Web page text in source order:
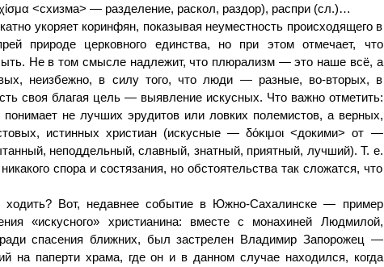
<схизма> — разделение, раскол, раздор), распри (сл.)…
укоряет коринфян, показывая неуместность происходящего в
природе церковного единства, но при этом отмечает, что
Не в том смысле надлежит, что плюрализм — это наше всё, а
неизбежно, в силу того, что люди — разные, во-вторых, в
своя благая цель — выявление искусных. Что важно отметить:
не лучших эрудитов или ловких полемистов, а верных,
истинных христиан (искусные — δόκιμοι <докими> от —
неподдельный, славный, знатный, приятный, лучший). Т. е.
спора и состязания, но обстоятельства так сложатся, что
ходить? Вот, недавнее событие в Южно-Сахалинске — пример
«искусного» христианина: вместе с монахиней Людмилой,
спасения ближних, был застрелен Владимир Запорожец —
на паперти храма, где он и в данном случае находился, когда